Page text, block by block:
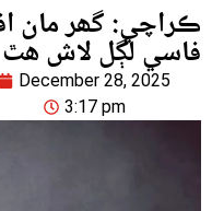
فاسي لڳل لاش هٿ
December 28, 2025
3:17 pm